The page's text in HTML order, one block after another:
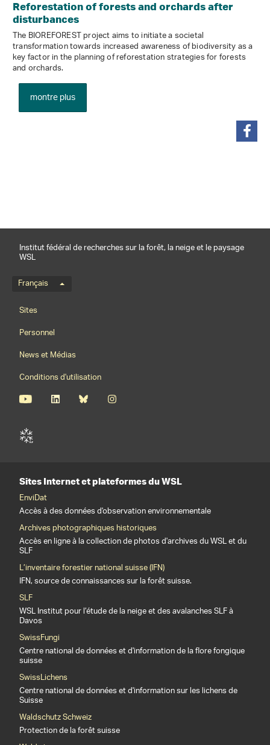
Reforestation of forests and orchards after
disturbances
The BIOREFOREST project aims to initiate a societal
transformation towards increased awareness of biodiversity as a
key factor in the planning of reforestation strategies for forests
and orchards.
montre plus
Institut fédéral de recherches sur la forêt, la neige et le paysage
WSL
Menu de langue
Français
Footernavigation
Sites
Personnel
News et Médias
Conditions d'utilisation
Sites Internet et plateformes du WSL
EnviDat
Accès à des données d'observation environnementale
Archives photographiques historiques
Accès en ligne à la collection de photos d'archives du WSL et du
SLF
L’inventaire forestier national suisse (IFN)
IFN, source de connaissances sur la forêt suisse.
SLF
WSL Institut pour l’étude de la neige et des avalanches SLF à
Davos
SwissFungi
Centre national de données et d'information de la flore fongique
suisse
SwissLichens
Centre national de données et d'information sur les lichens de
Suisse
Waldschutz Schweiz
Protection de la forêt suisse